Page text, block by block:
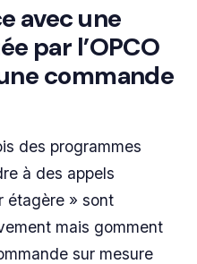
avec une
par l’OPCO
commande
des programmes
à des appels
étagère » sont
mais gomment
sur mesure